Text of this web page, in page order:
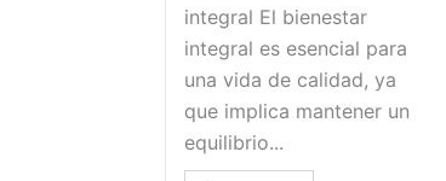
integral El bienestar
integral es esencial para
una vida de calidad, ya
que implica mantener un
equilibrio...